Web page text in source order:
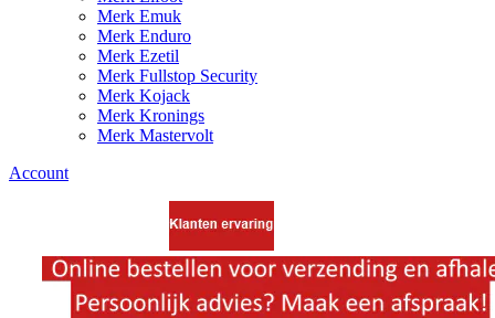
Merk Emuk
Merk Enduro
Merk Ezetil
Merk Fullstop Security
Merk Kojack
Merk Kronings
Merk Mastervolt
Account